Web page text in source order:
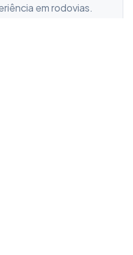
em rodovias.